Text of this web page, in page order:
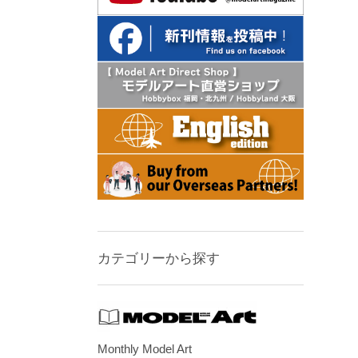
カテゴリーから探す
Monthly Model Art